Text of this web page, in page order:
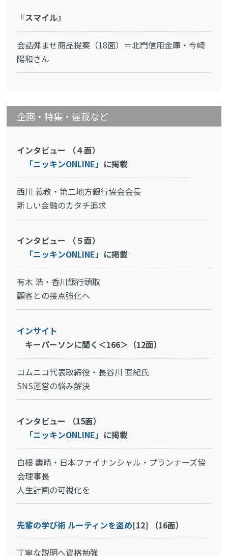
『スマイル』
会話弾ませ商品提案（18面）＝北門信用金庫・今崎
陽和さん
企画・特集・連載など
インタビュー （４面）
「ニッキンONLINE」 に掲載
西川 義教・第二地方銀行協会会長
新しい金融のカタチ追求
インタビュー （５面）
「ニッキンONLINE」 に掲載
有木 浩・香川銀行頭取
顧客との接点強化へ
インサイト
キーパーソンに聞く＜166＞（12面）
コムニコ代表取締役・長谷川 直紀氏
SNS運営の悩み解決
インタビュー （15面）
「ニッキンONLINE」 に掲載
白根 壽晴・日本ファイナンシャル・プランナーズ協
会理事長
人生計画の可視化を
先輩の学び術 ルーティンを盗め[12] （16面）
丁寧な説明へ資格勉強